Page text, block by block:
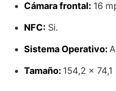
Cámara frontal: 16
NFC: Si.
Sistema Operativo:
Tamaño: 154,2 x